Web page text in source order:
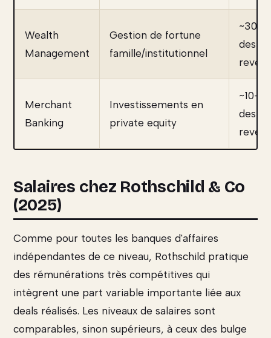
Wealth
Management
Gestion de fortune
famille/institutionnel
~30-
des
Merchant
Banking
Investissements en
private equity
~10-
des
Salaires chez Rothschild & Co
(2025)
Comme pour toutes les banques d'affaires
indépendantes de ce niveau, Rothschild pratique
des rémunérations très compétitives qui
intègrent une part variable importante liée aux
deals réalisés. Les niveaux de salaires sont
comparables, sinon supérieurs, à ceux des bulge